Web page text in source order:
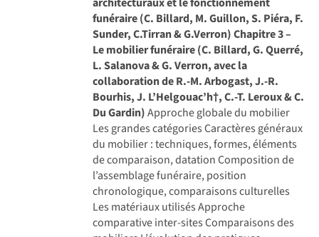
funéraire (C. Billard, M. Guillon, S. Piéra, F.
Sunder, C.Tirran & G.Verron)Chapitre 3 –
Le mobilier funéraire (C. Billard, G. Querré,
L. Salanova & G. Verron, avec la
collaboration de R.-M. Arbogast, J.-R.
Bourhis, J. L’Helgouac’h†, C.-T. Leroux & C.
Du Gardin)Approche globale du mobilier
Les grandes catégories Caractères généraux
du mobilier : techniques, formes, éléments
de comparaison, datation Composition de
l’assemblage funéraire, position
chronologique, comparaisons culturelles
Les matériaux utilisés Approche
comparative inter-sites Comparaisons des